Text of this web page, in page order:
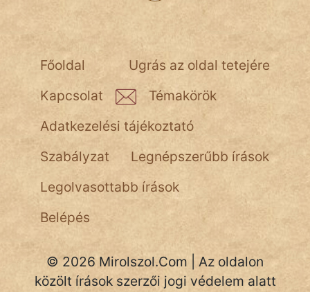
nagyöreg
Ugrás az oldal tetejére
Főoldal
Kapcsolat
Témakörök
Adatkezelési tájékoztató
Szabályzat
Legnépszerűbb írások
Legolvasottabb írások
Belépés
© 2026 Mirolszol.Com | Az oldalon
közölt írások szerzői jogi védelem alatt